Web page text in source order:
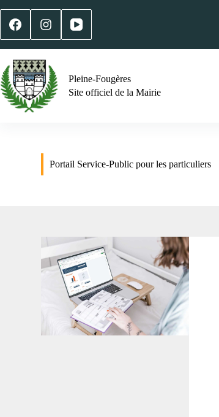
Pleine-Fougères
Site officiel de la Mairie
Portail Service-Public pour les particuliers